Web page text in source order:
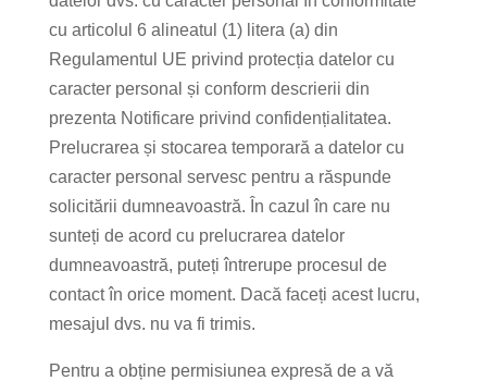
cu articolul 6 alineatul (1) litera (a) din
Regulamentul UE privind protecția datelor cu
caracter personal și conform descrierii din
prezenta Notificare privind confidențialitatea.
Prelucrarea și stocarea temporară a datelor cu
caracter personal servesc pentru a răspunde
solicitării dumneavoastră. În cazul în care nu
sunteți de acord cu prelucrarea datelor
dumneavoastră, puteți întrerupe procesul de
contact în orice moment. Dacă faceți acest lucru,
mesajul dvs. nu va fi trimis.
Pentru a obține permisiunea expresă de a vă